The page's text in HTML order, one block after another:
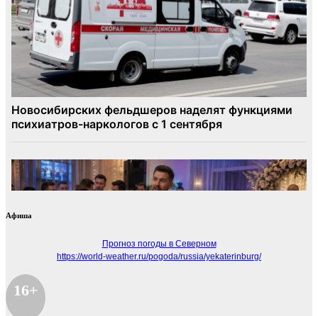
Афиша
Прогноз погоды в Северном
https://world-weather.ru/pogoda/russia/yekaterinburg/
16+